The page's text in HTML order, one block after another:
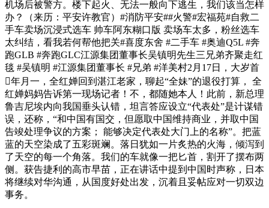
机场后被警方。楼下起火、无法一般向下逃生，我们该当怎样
办？（来历：平安许教官）#消防平安##火警#宏福苑#自救二
手车卖场沉浸式选车 帅车阿东糊口版 卖场车太多，粉丝选车
太纠结，看我若何帮他把关#喜度东舍 #二手车 #奥迪Q5L #奔
跑GLB #奔跑GLC江源集团董事长吴镇明先生三兄弟齐聚走红
毯 #吴镇明 #江源集团董事长 #兄弟 #洋美村2月17日，大岁首
年月一，全红婵回到湛江老家，聊起“全妹”的退役打算， 全
红婵妈妈告诉第一现场记者！不，都随她本人！此前，新总理
鲁吉尼埃内向我国垂头认错，坦言答应设立“代表处”是计谋错
误，还称，“和中国有国交，但愿取中国维持商业，并取中国
告竣处理争议的方案； 能够决定代表处大门上的名称”。把蓝
蓝的天空染成了五彩斑斓。落日犹如一片炙热的火海，倾泻到
了天空的每一个角落。我们的车就像一把匕首，割开了摆布两
侧。获告捷利的高市早苗，正在讲话中提到中国时声称，日本
将继续对华沟通，从国度好处出发，沉着且妥帖应对一切双边
事务。